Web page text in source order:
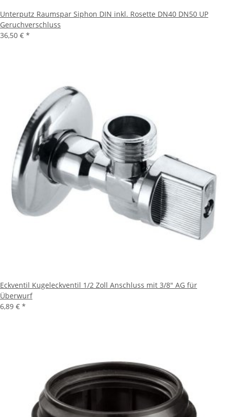
Unterputz Raumspar Siphon DIN inkl. Rosette DN40 DN50 UP
Geruchverschluss
36,50 € *
Eckventil Kugeleckventil 1/2 Zoll Anschluss mit 3/8" AG für
Überwurf
6,89 € *